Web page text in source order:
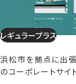
レギュラープラス
浜松市を拠点に出
のコーポレートサイ